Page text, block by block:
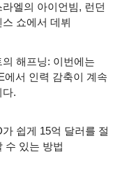
라엘의 아이언빔, 런던
스 쇼에서 데뷔
의 해프닝: 이번에는
에서 인력 감축이 계속
다.
가 쉽게 15억 달러를 절
수 있는 방법